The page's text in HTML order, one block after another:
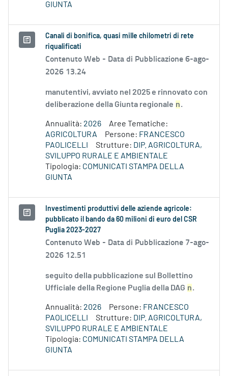
GIUNTA
Canali di bonifica, quasi mille chilometri di rete
riqualificati
Contenuto Web - Data di Pubblicazione 6-ago-
2026 13.24
manutentivi, avviato nel 2025 e rinnovato con
deliberazione della Giunta regionale n.
Annualità: 2026
Aree Tematiche:
AGRICOLTURA
Persone: FRANCESCO
PAOLICELLI
Strutture: DIP. AGRICOLTURA,
SVILUPPO RURALE E AMBIENTALE
Tipologia: COMUNICATI STAMPA DELLA
GIUNTA
Investimenti produttivi delle aziende agricole:
pubblicato il bando da 60 milioni di euro del CSR
Puglia 2023-2027
Contenuto Web - Data di Pubblicazione 7-ago-
2026 12.51
seguito della pubblicazione sul Bollettino
Ufficiale della Regione Puglia della DAG n.
Annualità: 2026 Persone: FRANCESCO
PAOLICELLI
Strutture: DIP. AGRICOLTURA,
SVILUPPO RURALE E AMBIENTALE
Tipologia: COMUNICATI STAMPA DELLA
GIUNTA